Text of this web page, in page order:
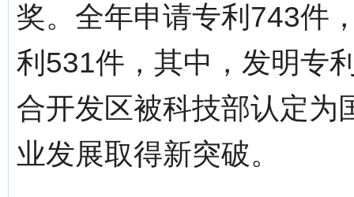
奖。全年申请专利743件
利531件，其中，发明专
合开发区被科技部认定为
业发展取得新突破。